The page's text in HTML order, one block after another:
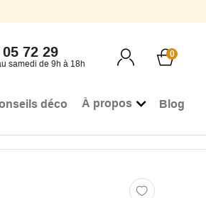
déco À propos Blog
72 29
samedi de 9h à 18h
0